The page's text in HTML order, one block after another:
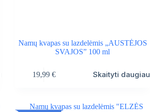
Namų kvapas su lazdelėmis „AUSTĖJOS
SVAJOS” 100 ml
19,99 € Skaityti daugiau